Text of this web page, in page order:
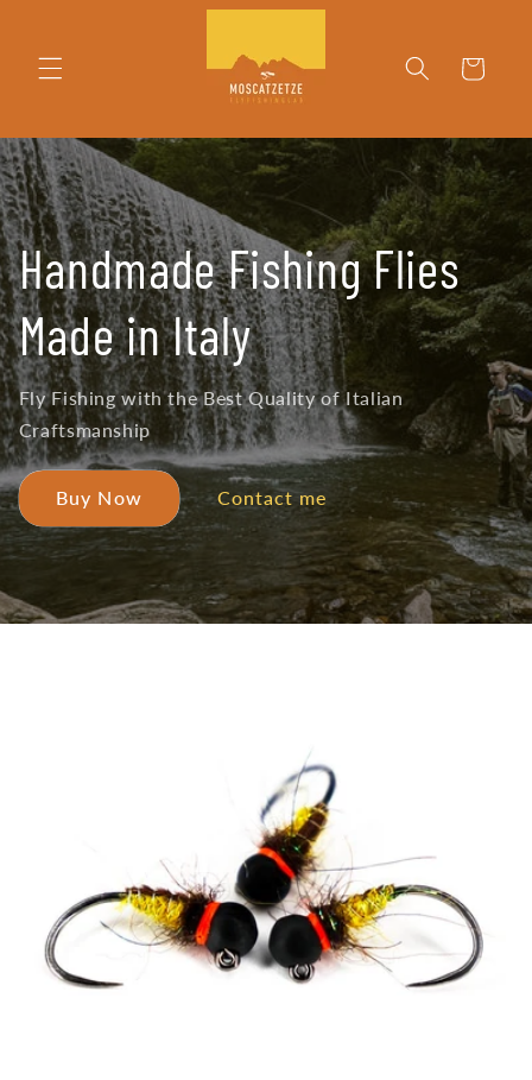
Cart
Handmade Fishing Flies
Made in Italy
Fly Fishing with the Best Quality of Italian
Craftsmanship
Buy Now Contact me